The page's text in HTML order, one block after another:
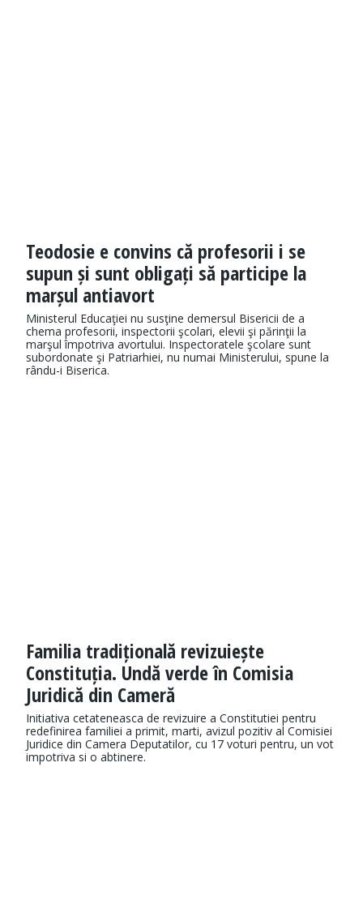
Teodosie e convins că profesorii i se
supun și sunt obligați să participe la
marșul antiavort
Ministerul Educaţiei nu susţine demersul Bisericii de a
chema profesorii, inspectorii şcolari, elevii şi părinţii la
marşul împotriva avortului. Inspectoratele şcolare sunt
subordonate şi Patriarhiei, nu numai Ministerului, spune la
rându-i Biserica.
Familia tradițională revizuiește
Constituția. Undă verde în Comisia
Juridică din Cameră
Initiativa cetateneasca de revizuire a Constitutiei pentru
redefinirea familiei a primit, marti, avizul pozitiv al Comisiei
Juridice din Camera Deputatilor, cu 17 voturi pentru, un vot
impotriva si o abtinere.